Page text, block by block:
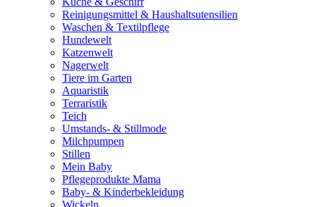
Reinigungsmittel & Haushaltsutensilien
Waschen & Textilpflege
Hundewelt
Katzenwelt
Nagerwelt
Tiere im Garten
Aquaristik
Terraristik
Teich
Umstands- & Stillmode
Milchpumpen
Stillen
Mein Baby
Pflegeprodukte Mama
Baby- & Kinderbekleidung
Wickeln